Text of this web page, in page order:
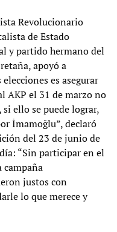
Revolucionario
de Estado
y partido hermano del
apoyó a
es asegurar
AKP el 31 de marzo no
ello se puede lograr,
İmamoğlu”, declaró
del 23 de junio de
“Sin participar en el
campaña
justos con
lo que merece y